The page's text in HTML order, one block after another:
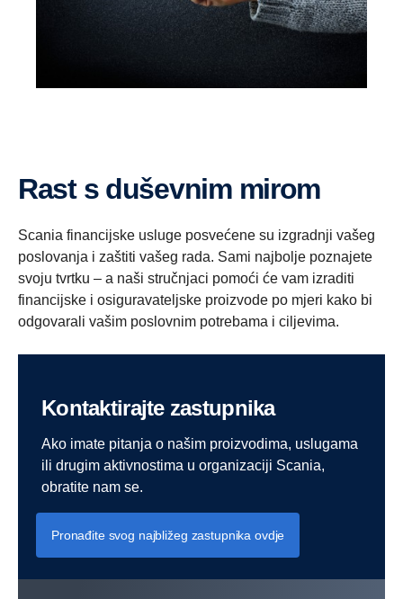
Rast s duševnim mirom
Scania financijske usluge posvećene su izgradnji vašeg
poslovanja i zaštiti vašeg rada. Sami najbolje poznajete
svoju tvrtku – a naši stručnjaci pomoći će vam izraditi
financijske i osiguravateljske proizvode po mjeri kako bi
odgovarali vašim poslovnim potrebama i ciljevima.
Kontaktirajte zastupnika
Ako imate pitanja o našim proizvodima, uslugama
ili drugim aktivnostima u organizaciji Scania,
obratite nam se.
Pronađite svog najbližeg zastupnika ovdje